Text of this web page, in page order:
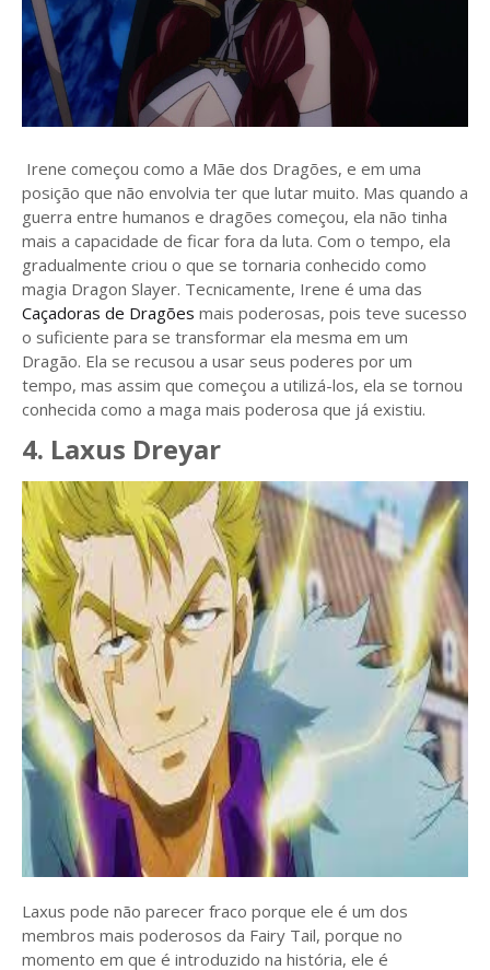
Irene começou como a Mãe dos Dragões, e em uma
posição que não envolvia ter que lutar muito. Mas quando a
guerra entre humanos e dragões começou, ela não tinha
mais a capacidade de ficar fora da luta. Com o tempo, ela
gradualmente criou o que se tornaria conhecido como
magia Dragon Slayer. Tecnicamente, Irene é uma das
Caçadoras de Dragões mais poderosas, pois teve sucesso
o suficiente para se transformar ela mesma em um
Dragão. Ela se recusou a usar seus poderes por um
tempo, mas assim que começou a utilizá-los, ela se tornou
conhecida como a maga mais poderosa que já existiu.
4. Laxus Dreyar
Laxus pode não parecer fraco porque ele é um dos
membros mais poderosos da Fairy Tail, porque no
momento em que é introduzido na história, ele é